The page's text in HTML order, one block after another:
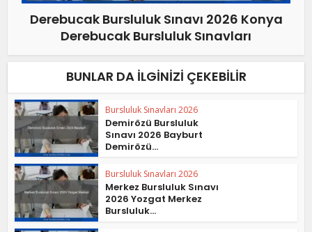
Derebucak Bursluluk Sınavı 2026 Konya
Derebucak Bursluluk Sınavları
BUNLAR DA İLGINIZI ÇEKEBILIR
Bursluluk Sınavları 2026
Demirözü Bursluluk
Sınavı 2026 Bayburt
Demirözü...
Bursluluk Sınavları 2026
Merkez Bursluluk Sınavı
2026 Yozgat Merkez
Bursluluk...